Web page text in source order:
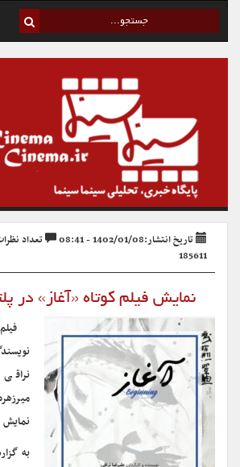
تاریخ انتشار:1402/01/08 - 08:41 تعداد نظرات: ۰
185611
نمایش فیلم کوتاه «آغاز» در
نراقی
نمایش
به